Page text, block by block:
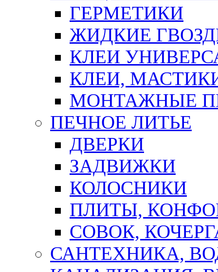
ГЕРМЕТИКИ
ЖИДКИЕ
КЛЕИ
КЛЕИ,
МОНТАЖНЫЕ
ПЕЧНОЕ ЛИТЬЕ
ДВЕРКИ
ЗАДВИЖКИ
КОЛОСНИКИ
ПЛИТЫ,
СОВОК,
САНТЕХНИКА,